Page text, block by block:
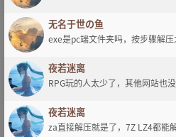
无名于世の鱼
exe是pc端文件夹吗，按步骤解
夜若迷离
RPG玩的人太少了，其他网站也
夜若迷离
za直接解压就是了，7Z LZ4都能